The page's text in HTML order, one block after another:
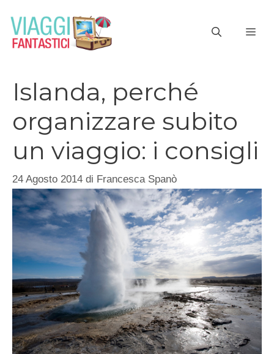
contenuto
Islanda, perché
organizzare subito
un viaggio: i consigli
24 Agosto 2014 di Francesca Spanò